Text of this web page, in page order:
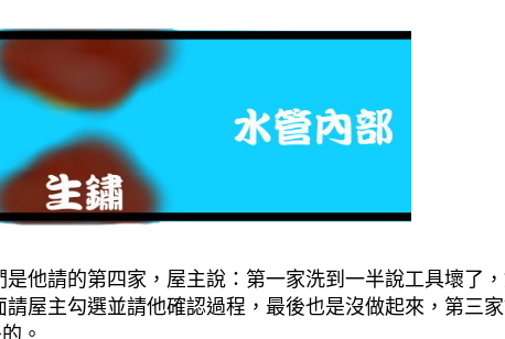
他請的第四家，屋主說：第一家洗到一半說工具壞了
屋主勾選並請他確認過程，最後也是沒做起來，第三